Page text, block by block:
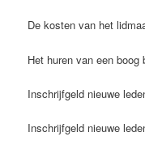
De kosten van het
Het huren van een boog
Inschrijfgeld nieuwe
Inschrijfgeld nieuwe